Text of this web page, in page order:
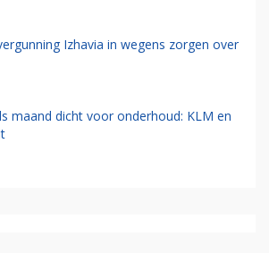
Izhavia in wegens zorgen over
maand dicht voor onderhoud: KLM en